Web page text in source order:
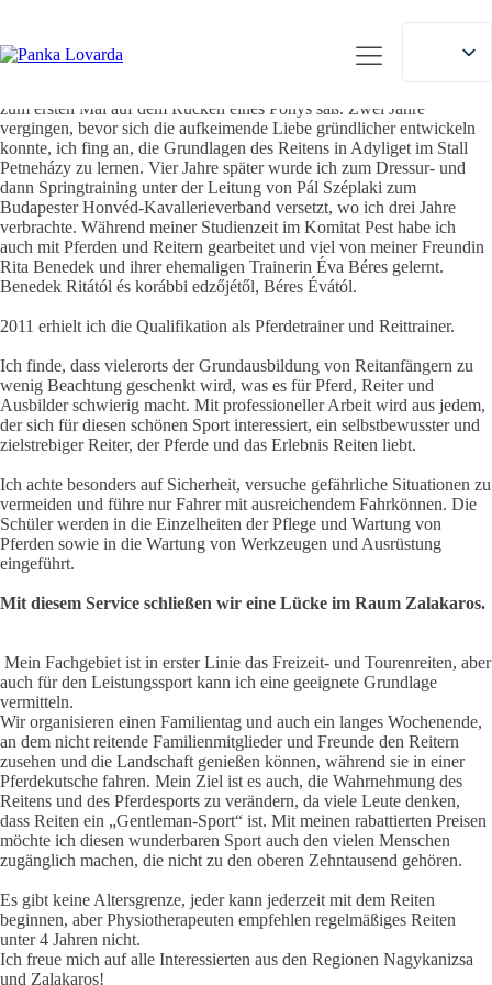
Mein Name ist Anna Jezerniczky, ich wurde 1982 in Budapest
geboren.
Meine Beziehung zum Reiten begann, als ich fünf Jahre alt war, als ich
zum ersten Mal auf dem Rücken eines Ponys saß. Zwei Jahre
vergingen, bevor sich die aufkeimende Liebe gründlicher entwickeln
konnte, ich fing an, die Grundlagen des Reitens in Adyliget im Stall
Petneházy zu lernen. Vier Jahre später wurde ich zum Dressur- und
dann Springtraining unter der Leitung von Pál Széplaki zum
Budapester Honvéd-Kavallerieverband versetzt, wo ich drei Jahre
verbrachte. Während meiner Studienzeit im Komitat Pest habe ich
auch mit Pferden und Reitern gearbeitet und viel von meiner Freundin
Rita Benedek und ihrer ehemaligen Trainerin Éva Béres gelernt.
Benedek Ritától és korábbi edzőjétől, Béres Évától.
2011 erhielt ich die Qualifikation als Pferdetrainer und Reittrainer.
Ich finde, dass vielerorts der Grundausbildung von Reitanfängern zu
wenig Beachtung geschenkt wird, was es für Pferd, Reiter und
Ausbilder schwierig macht. Mit professioneller Arbeit wird aus jedem,
der sich für diesen schönen Sport interessiert, ein selbstbewusster und
zielstrebiger Reiter, der Pferde und das Erlebnis Reiten liebt.
Ich achte besonders auf Sicherheit, versuche gefährliche Situationen zu
vermeiden und führe nur Fahrer mit ausreichendem Fahrkönnen. Die
Schüler werden in die Einzelheiten der Pflege und Wartung von
Pferden sowie in die Wartung von Werkzeugen und Ausrüstung
eingeführt.
Mit diesem Service schließen wir eine Lücke im Raum Zalakaros.
Mein Fachgebiet ist in erster Linie das Freizeit- und Tourenreiten, aber
auch für den Leistungssport kann ich eine geeignete Grundlage
vermitteln.
Wir organisieren einen Familientag und auch ein langes Wochenende,
an dem nicht reitende Familienmitglieder und Freunde den Reitern
zusehen und die Landschaft genießen können, während sie in einer
Pferdekutsche fahren. Mein Ziel ist es auch, die Wahrnehmung des
Reitens und des Pferdesports zu verändern, da viele Leute denken,
dass Reiten ein „Gentleman-Sport“ ist. Mit meinen rabattierten Preisen
möchte ich diesen wunderbaren Sport auch den vielen Menschen
zugänglich machen, die nicht zu den oberen Zehntausend gehören.
Es gibt keine Altersgrenze, jeder kann jederzeit mit dem Reiten
beginnen, aber Physiotherapeuten empfehlen regelmäßiges Reiten
unter 4 Jahren nicht.
Ich freue mich auf alle Interessierten aus den Regionen Nagykanizsa
und Zalakaros!